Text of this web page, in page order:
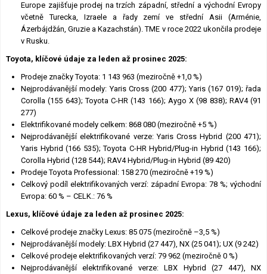
Europe zajišťuje prodej na trzích západní, střední a východní Evropy
včetně Turecka, Izraele a řady zemí ve střední Asii (Arménie,
Ázerbájdžán, Gruzie a Kazachstán). TME v roce 2022 ukončila prodeje
v Rusku.
Toyota, klíčové údaje za leden až prosinec 2025:
Prodeje značky Toyota: 1 143 963 (meziročně +1,0 %)
Nejprodávanější modely: Yaris Cross (200 477); Yaris (167 019); řada
Corolla (155 643); Toyota C-HR (143 166); Aygo X (98 838); RAV4 (91
277)
Elektrifikované modely celkem: 868 080 (meziročně +5 %)
Nejprodávanější elektrifikované verze: Yaris Cross Hybrid (200 471);
Yaris Hybrid (166 535); Toyota C-HR Hybrid/Plug-in Hybrid (143 166);
Corolla Hybrid (128 544); RAV4 Hybrid/Plug-in Hybrid (89 420)
Prodeje Toyota Professional: 158 270 (meziročně +19 %)
Celkový podíl elektrifikovaných verzí: západní Evropa: 78 %; východní
Evropa: 60 % – CELK.: 76 %
Lexus, klíčové údaje za leden až prosinec 2025:
Celkové prodeje značky Lexus: 85 075 (meziročně –3,5 %)
Nejprodávanější modely: LBX Hybrid (27 447), NX (25 041); UX (9 242)
Celkové prodeje elektrifikovaných verzí: 79 962 (meziročně 0 %)
Nejprodávanější elektrifikované verze: LBX Hybrid (27 447), NX